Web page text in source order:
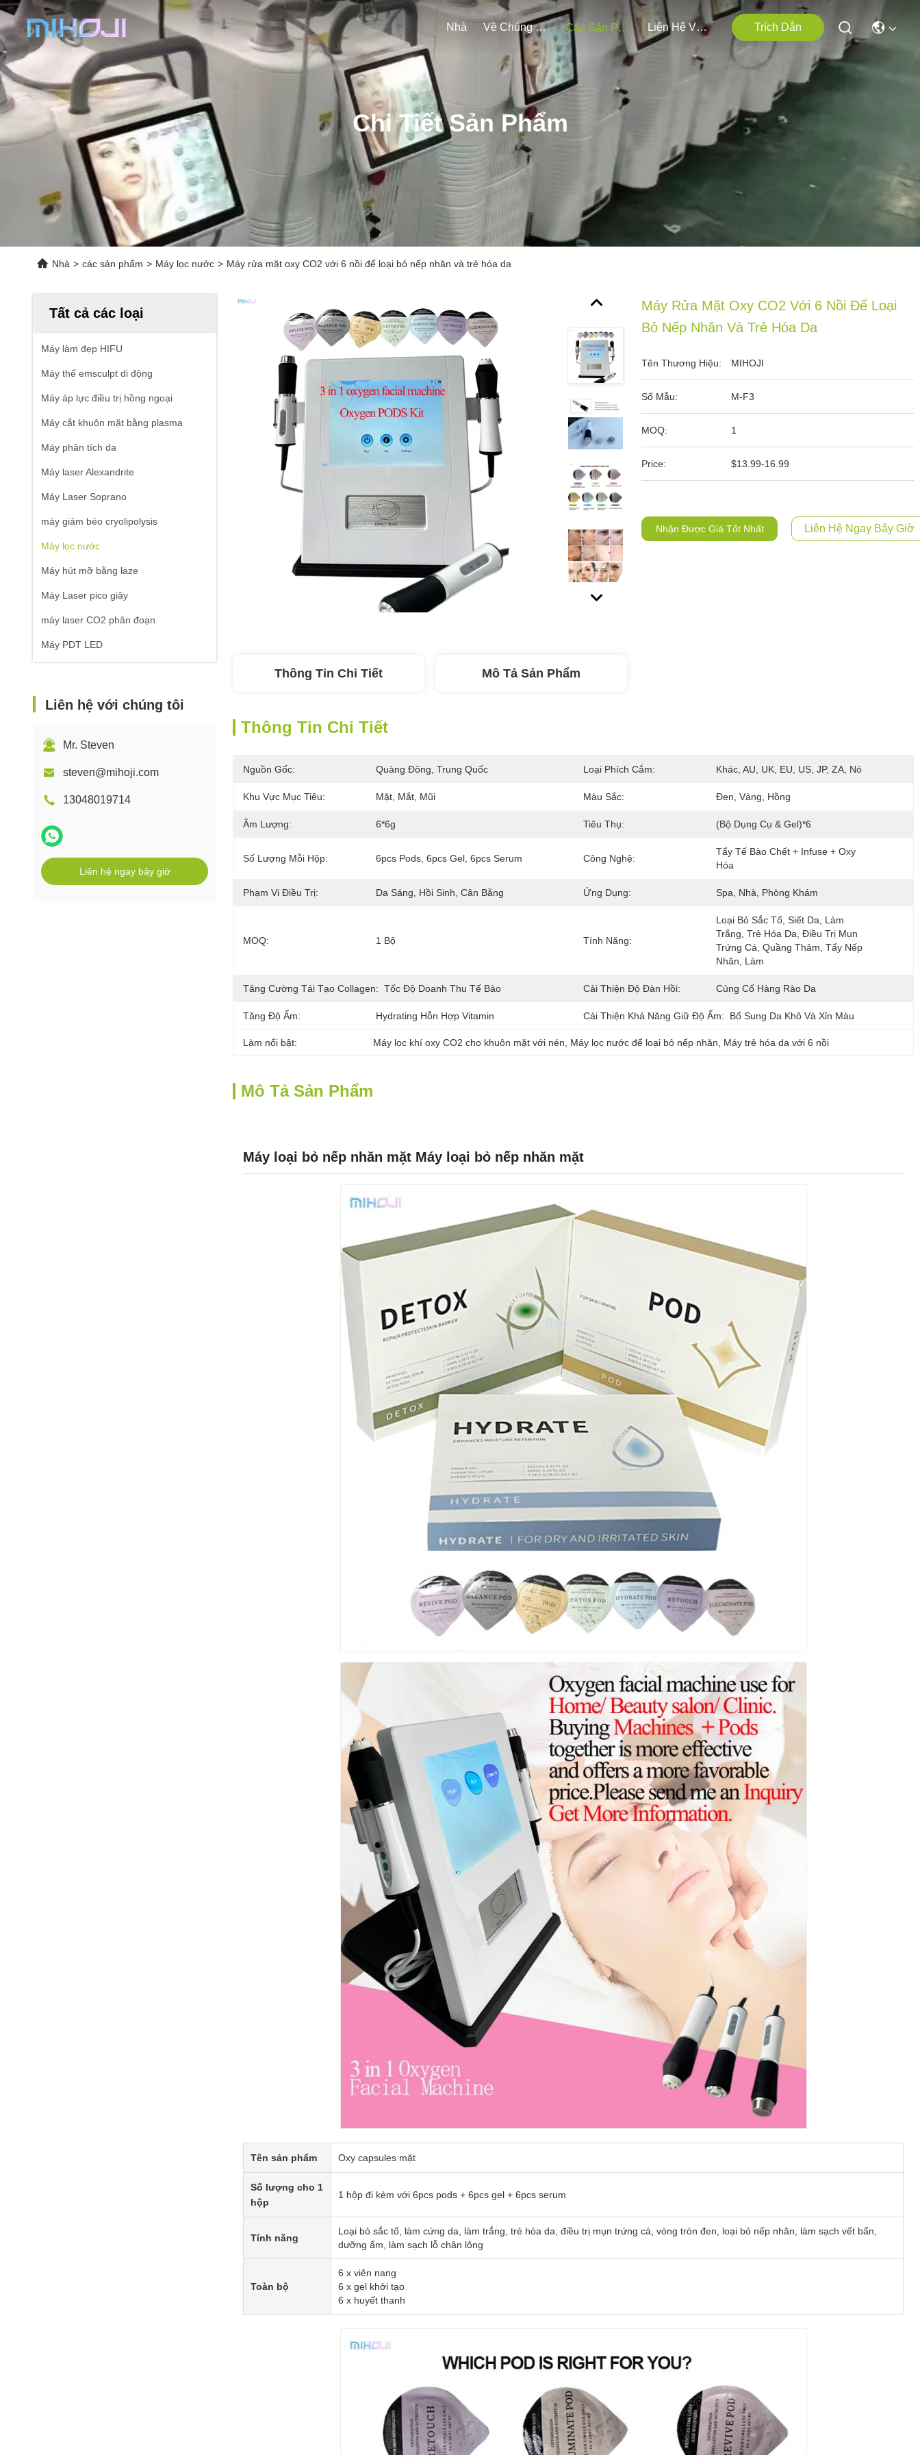
Nhà Về Chúng Tôi Các Sản Phẩm Liên Hệ Với Chúng Tôi Trích Dẫn
Chi Tiết Sản Phẩm
Nhà > các sản phẩm > Máy lọc nước > Máy rửa mặt oxy CO2 với 6 nồi để loại bỏ nếp nhăn và trẻ hóa da
Tất cả các loại
Máy làm đẹp HIFU
Máy thể emsculpt di động
Máy áp lực điều trị hồng ngoại
Máy cắt khuôn mặt bằng plasma
Máy phân tích da
Máy laser Alexandrite
Máy Laser Soprano
máy giảm béo cryolipolysis
Máy lọc nước
Máy hút mỡ bằng laze
Máy Laser pico giây
máy laser CO2 phân đoạn
Máy PDT LED
Liên hệ với chúng tôi
Mr. Steven
steven@mihoji.com
13048019714
Liên hệ ngay bây giờ
Máy Rửa Mặt Oxy CO2 Với 6 Nồi Để Loại
Bỏ Nếp Nhăn Và Trẻ Hóa Da
Tên Thương Hiệu: MIHOJI
Số Mẫu: M-F3
MOQ: 1
Price: $13.99-16.99
Nhận Được Giá Tốt Nhất Liên Hệ Ngay Bây Giờ
Thông Tin Chi Tiết Mô Tả Sản Phẩm
Thông Tin Chi Tiết
Nguồn Gốc: Quảng Đông, Trung Quốc Loại Phích Cắm: Khác, AU, UK, EU, US, JP, ZA, Nó
Khu Vực Mục Tiêu: Mặt, Mắt, Mũi Màu Sắc: Đen, Vàng, Hồng
Âm Lượng: 6*6g Tiêu Thụ: (Bộ Dụng Cụ & Gel)*6
Số Lượng Mỗi Hộp: 6pcs Pods, 6pcs Gel, 6pcs Serum Công Nghệ:
Tẩy Tế Bào Chết + Infuse + Oxy
Hóa
Phạm Vi Điều Trị: Da Sáng, Hồi Sinh, Cân Bằng Ứng Dụng: Spa, Nhà, Phòng Khám
MOQ: 1 Bộ Tính Năng:
Loại Bỏ Sắc Tố, Siết Da, Làm
Trắng, Trẻ Hóa Da, Điều Trị Mụn
Trứng Cá, Quầng Thâm, Tẩy Nếp
Nhăn, Làm
Tăng Cường Tái Tạo Collagen: Tốc Độ Doanh Thu Tế Bào Cải Thiện Độ Đàn Hồi: Củng Cố Hàng Rào Da
Tăng Độ Ẩm: Hydrating Hỗn Hợp Vitamin Cải Thiện Khả Năng Giữ Độ Ẩm: Bổ Sung Da Khô Và Xỉn Màu
Làm nổi bật: Máy lọc khí oxy CO2 cho khuôn mặt với nén Máy lọc nước để loại bỏ nếp nhăn Máy trẻ hóa da với 6 nồi
Mô Tả Sản Phẩm
Máy loại bỏ nếp nhăn mặt Máy loại bỏ nếp nhăn mặt
Tên sản phẩm Oxy capsules mặt
Số lượng cho 1
hộp
1 hộp đi kèm với 6pcs pods + 6pcs gel + 6pcs serum
Tính năng
Loại bỏ sắc tố, làm cứng da, làm trắng, trẻ hóa da, điều trị mụn trứng cá, vòng tròn đen, loại bỏ nếp nhăn, làm sạch vết bẩn,
dưỡng ẩm, làm sạch lỗ chân lông
Toàn bộ
6 x viên nang
6 x gel khởi tạo
6 x huyết thanh